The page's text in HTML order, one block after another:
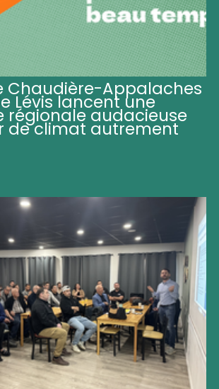
Chaudière-Appalaches
Lévis lancent une
régionale audacieuse
de climat autrement